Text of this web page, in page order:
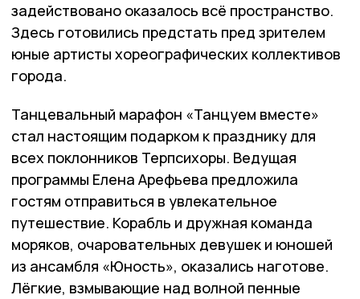
задействовано оказалось всё пространство.
Здесь готовились предстать пред зрителем
юные артисты хореографических коллективов
города.
Танцевальный марафон «Танцуем вместе»
стал настоящим подарком к празднику для
всех поклонников Терпсихоры. Ведущая
программы Елена Арефьева предложила
гостям отправиться в увлекательное
путешествие. Корабль и дружная команда
моряков, очаровательных девушек и юношей
из ансамбля «Юность», оказались наготове.
Лёгкие, взмывающие над волной пенные